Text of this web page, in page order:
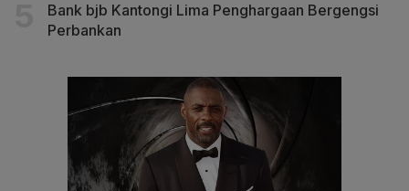
Bank bjb Kantongi Lima Penghargaan Bergengsi
Perbankan